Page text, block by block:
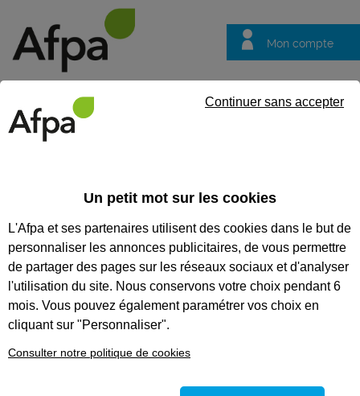
Mon compte
questions
Construire son itinéraire
professionnel
Agir dans les
quartiers : vos
antennes Axel
simples, plus efficaces en créant des
quartiers prioritaires de la ville et replacer
Un petit mot sur les cookies
L'Afpa et ses partenaires utilisent des cookies dans le but de
personnaliser les annonces publicitaires, de vous permettre
de partager des pages sur les réseaux sociaux et d'analyser
l'utilisation du site. Nous conservons votre choix pendant 6
mois. Vous pouvez également paramétrer vos choix en
cliquant sur "Personnaliser".
Consulter notre politique de cookies
Continuer sans accepter